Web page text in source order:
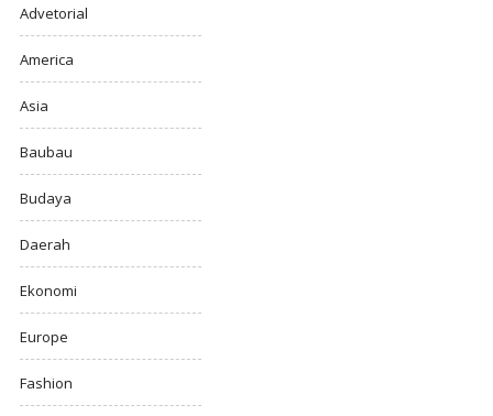
Advetorial
America
Asia
Baubau
Budaya
Daerah
Ekonomi
Europe
Fashion